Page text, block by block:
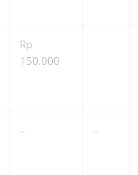
Rp
150.000
– –